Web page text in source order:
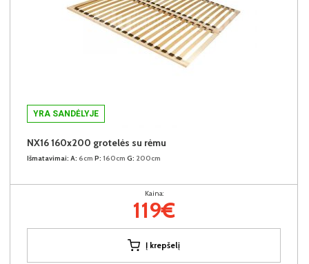
YRA SANDĖLYJE
NX16 160x200 grotelės su rėmu
Išmatavimai: A: 6cm P: 160cm G: 200cm
Kaina:
119€
Į krepšelį